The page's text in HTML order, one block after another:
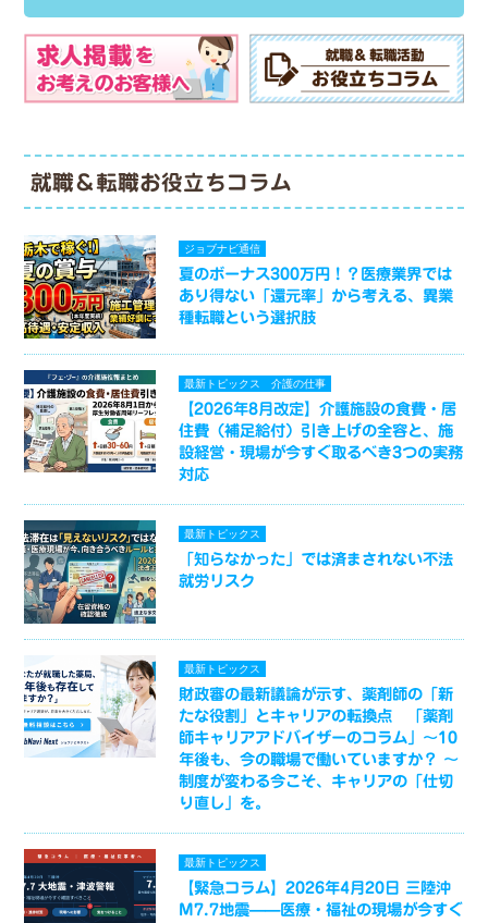
就職＆転職お役立ちコラム
ジョブナビ通信
夏のボーナス300万円！？医療業界では
あり得ない「還元率」から考える、異業
種転職という選択肢
最新トピックス 介護の仕事
【2026年8月改定】介護施設の食費・居
住費（補足給付）引き上げの全容と、施
設経営・現場が今すぐ取るべき3つの実務
対応
最新トピックス
「知らなかった」では済まされない不法
就労リスク
最新トピックス
財政審の最新議論が示す、薬剤師の「新
たな役割」とキャリアの転換点 「薬剤
師キャリアアドバイザーのコラム」～10
年後も、今の職場で働いていますか？ ～
制度が変わる今こそ、キャリアの「仕切
り直し」を。
最新トピックス
【緊急コラム】2026年4月20日 三陸沖
M7.7地震——医療・福祉の現場が今すぐ